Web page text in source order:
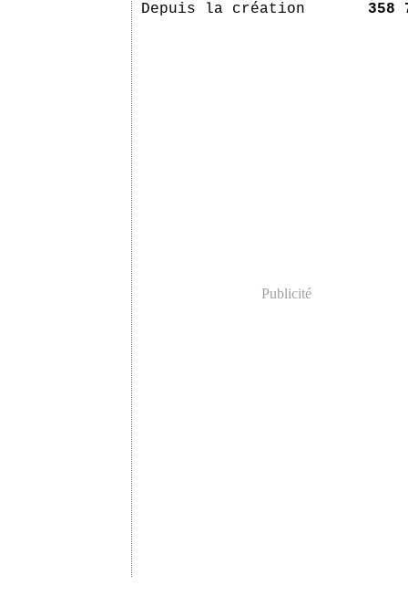
Depuis la création 358
Publicité